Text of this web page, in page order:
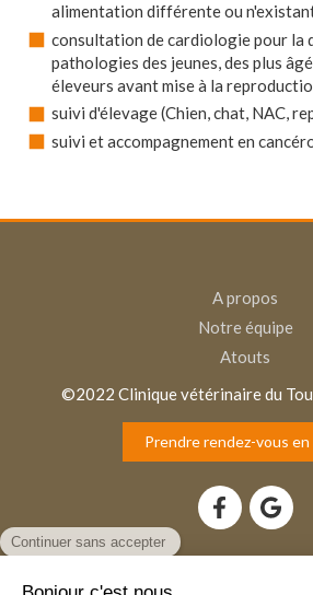
alimentation différente ou
consultation de cardiologie pour la
pathologies des jeunes, des plus
éleveurs avant mise à la
suivi d'élevage (Chien, chat, NAC,
suivi et accompagnement en
A propos
Notre équipe
Atouts
©2022 Clinique vétérinaire du
Prendre rendez-vous en